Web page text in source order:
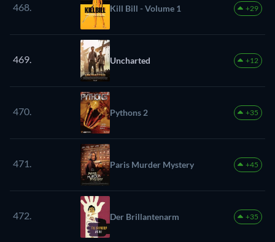
468. Kill Bill - Volume 1 +29
469. Uncharted +12
470. Pythons 2 +35
471. Paris Murder Mystery +45
472. Der Brillantenarm +35